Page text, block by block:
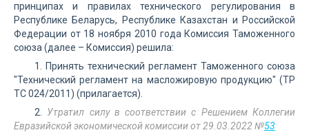
принципах и правилах технического регулирования в
Республике Беларусь, Республике Казахстан и Российской
Федерации от 18 ноября 2010 года Комиссия Таможенного
союза (далее – Комиссия) решила:
1. Принять технический регламент Таможенного союза
"Технический регламент на масложировую продукцию" (ТР
ТС 024/2011) (прилагается).
2. Утратил силу в соответствии с Решением Коллегии
Евразийской экономической комиссии от 29.03.2022 №53